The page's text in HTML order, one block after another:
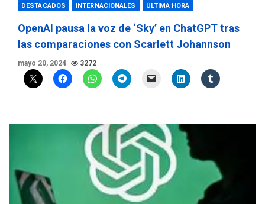
DESTACADOS INTERNACIONALES ÚLTIMA HORA
OpenAI pausa la voz de ‘Sky’ en ChatGPT tras
las comparaciones con Scarlett Johannson
mayo 20, 2024 3272